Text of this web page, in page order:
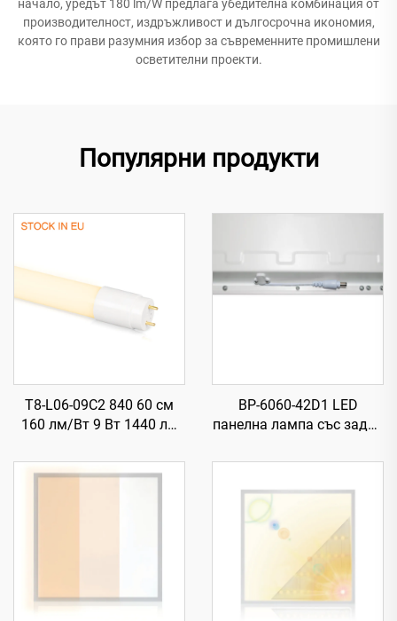
начало, уредът 180 lm/W предлага убедителна комбинация от
производителност, издръжливост и дългосрочна икономия,
която го прави разумния избор за съвременните промишлени
осветителни проекти.
Популярни продукти
T8-L06-09C2 840 60 см
160 лм/Вт 9 Вт 1440 лм
BP-6060-42D1 LED
панелна лампа със задна
595×595×28 мм, 87 лм/